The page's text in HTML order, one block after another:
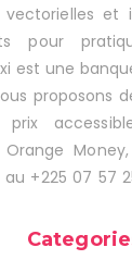
et
pour
est une
proposons
+225 07 57